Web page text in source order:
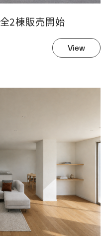
2棟販売開始
View